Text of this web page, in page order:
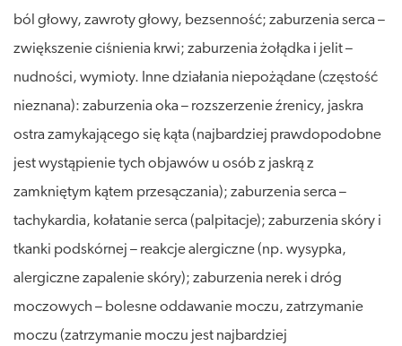
ból głowy, zawroty głowy, bezsenność; zaburzenia serca –
zwiększenie ciśnienia krwi; zaburzenia żołądka i jelit –
nudności, wymioty. Inne działania niepożądane (częstość
nieznana): zaburzenia oka – rozszerzenie źrenicy, jaskra
ostra zamykającego się kąta (najbardziej prawdopodobne
jest wystąpienie tych objawów u osób z jaskrą z
zamkniętym kątem przesączania); zaburzenia serca –
tachykardia, kołatanie serca (palpitacje); zaburzenia skóry i
tkanki podskórnej – reakcje alergiczne (np. wysypka,
alergiczne zapalenie skóry); zaburzenia nerek i dróg
moczowych – bolesne oddawanie moczu, zatrzymanie
moczu (zatrzymanie moczu jest najbardziej